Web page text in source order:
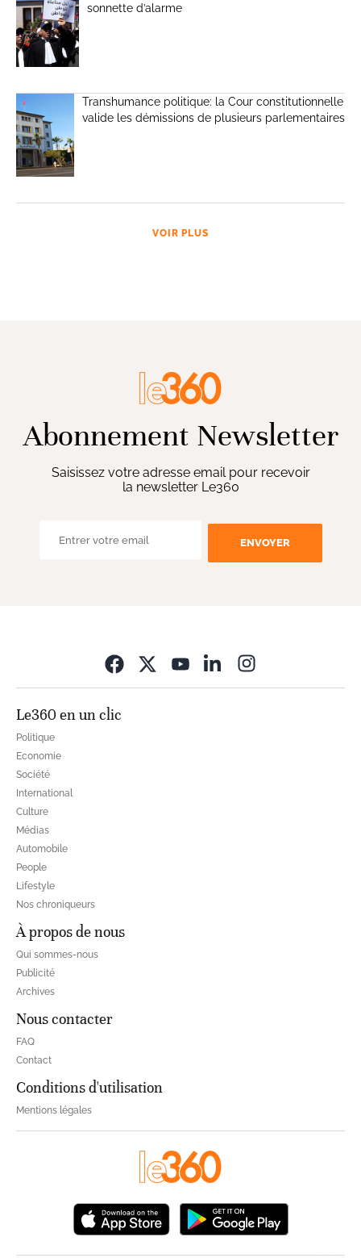
sonnette d’alarme
Transhumance politique: la Cour constitutionnelle
valide les démissions de plusieurs parlementaires
VOIR PLUS
Abonnement Newsletter
Saisissez votre adresse email pour recevoir
la newsletter Le360
ENVOYER
Le360 en un clic
Politique
Economie
Société
International
Culture
Médias
Automobile
People
Lifestyle
Nos chroniqueurs
À propos de nous
Qui sommes-nous
Publicité
Archives
Nous contacter
FAQ
Contact
Conditions d'utilisation
Mentions légales